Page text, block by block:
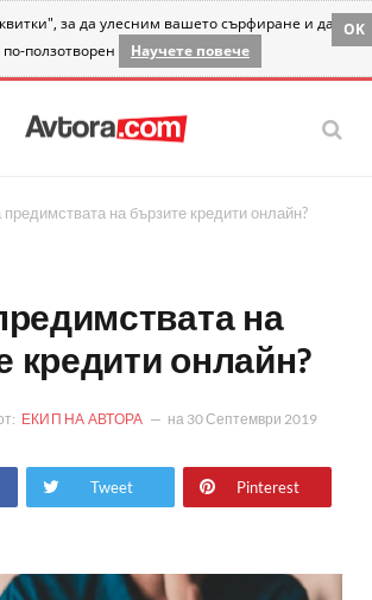
за да улесним вашето сърфиране и да
ползотворен
Научете повече
OK
предимствата на бързите кредити онлайн?
на
кредити онлайн?
ЕКИП НА АВТОРА на 30 Септември 2019
Tweet Pinterest